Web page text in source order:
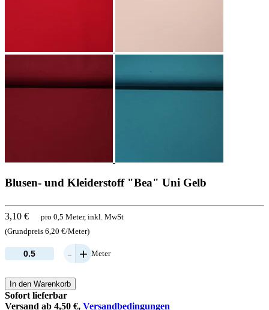
Blusen- und Kleiderstoff "Bea" Uni Gelb
3,10 €
pro 0,5 Meter, inkl. MwSt
(Grundpreis 6,20 €/Meter)
- + Meter
In den Warenkorb
Sofort lieferbar
Versand ab 4,50 €, Versandbedingungen